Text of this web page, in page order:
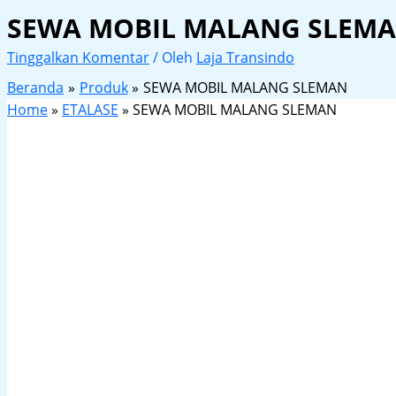
SEWA MOBIL MALANG
Tinggalkan Komentar/ Oleh Laja Transindo
Beranda
Produk
SEWA MOBIL MALANG SLEMAN
Home» ETALASE » SEWA MOBIL MALANG SLEMAN